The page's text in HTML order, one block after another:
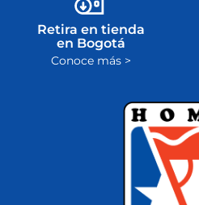
Retira en tienda
en Bogotá
Conoce más >